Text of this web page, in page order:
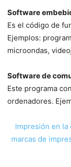
Software
Es el código de
Ejemplos:
microondas,
Software de
Este programa
ordenadores.
Impresión en la
marcas de